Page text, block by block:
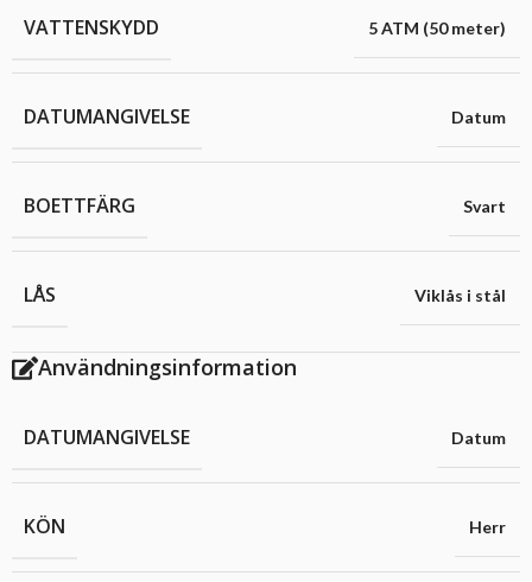
VATTENSKYDD 5 ATM (50 meter)
DATUMANGIVELSE Datum
BOETTFÄRG Svart
LÅS Viklås i stål
Användningsinformation
DATUMANGIVELSE Datum
KÖN Herr